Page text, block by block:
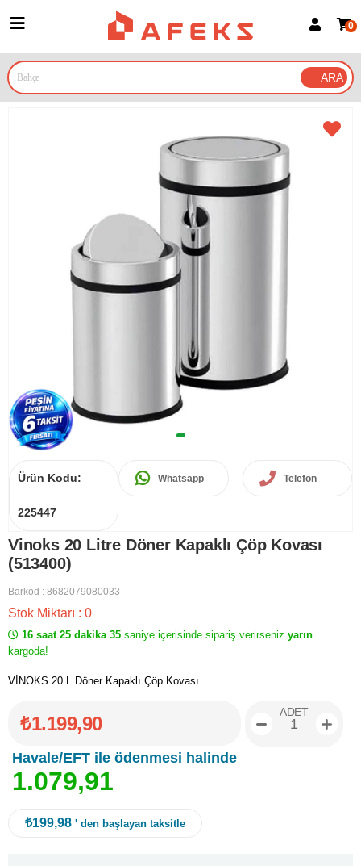
Google İle Bağlan
0
Ürün Kodu:
225447
Whatsapp Telefon
Vinoks 20 Litre Döner Kapaklı Çöp Kovası
(513400)
Barkod : 8682079080033
Stok Miktarı : 0
16 saat 25 dakika 35 saniye içerisinde sipariş verirseniz yarın
kargoda!
VİNOKS 20 L Döner Kapaklı Çöp Kovası
₺1.199,90
Havale/EFT ile ödenmesi halinde
1.079,91
ADET
₺199,98 ' den başlayan taksitle